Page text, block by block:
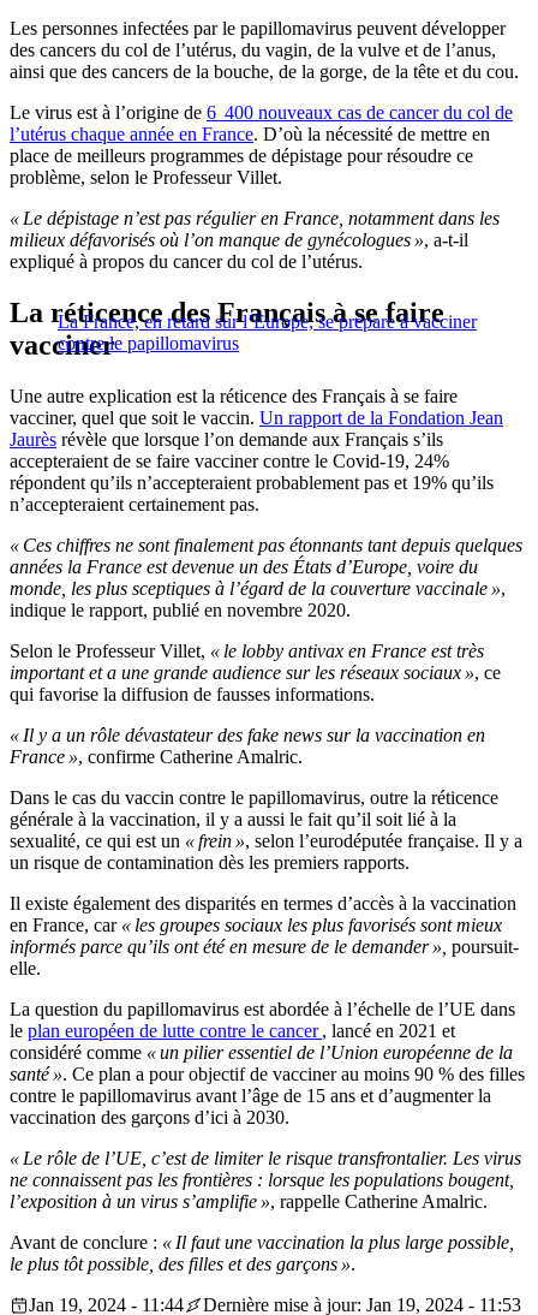
Les personnes infectées par le papillomavirus peuvent développer
des cancers du col de l’utérus, du vagin, de la vulve et de l’anus,
ainsi que des cancers de la bouche, de la gorge, de la tête et du cou.
Le virus est à l’origine de 6 400 nouveaux cas de cancer du col de
l’utérus chaque année en France. D’où la nécessité de mettre en
place de meilleurs programmes de dépistage pour résoudre ce
problème, selon le Professeur Villet.
« Le dépistage n’est pas régulier en France, notamment dans les
milieux défavorisés où l’on manque de gynécologues », a-t-il
expliqué à propos du cancer du col de l’utérus.
La France, en retard sur l’Europe, se prépare à vacciner
contre le papillomavirus
La réticence des Français à se faire
vacciner
Une autre explication est la réticence des Français à se faire
vacciner, quel que soit le vaccin. Un rapport de la Fondation Jean
Jaurès révèle que lorsque l’on demande aux Français s’ils
accepteraient de se faire vacciner contre le Covid-19, 24%
répondent qu’ils n’accepteraient probablement pas et 19% qu’ils
n’accepteraient certainement pas.
« Ces chiffres ne sont finalement pas étonnants tant depuis quelques
années la France est devenue un des États d’Europe, voire du
monde, les plus sceptiques à l’égard de la couverture vaccinale »,
indique le rapport, publié en novembre 2020.
Selon le Professeur Villet, « le lobby antivax en France est très
important et a une grande audience sur les réseaux sociaux », ce
qui favorise la diffusion de fausses informations.
« Il y a un rôle dévastateur des fake news sur la vaccination en
France », confirme Catherine Amalric.
Dans le cas du vaccin contre le papillomavirus, outre la réticence
générale à la vaccination, il y a aussi le fait qu’il soit lié à la
sexualité, ce qui est un « frein », selon l’eurodéputée française. Il y a
un risque de contamination dès les premiers rapports.
Il existe également des disparités en termes d’accès à la vaccination
en France, car « les groupes sociaux les plus favorisés sont mieux
informés parce qu’ils ont été en mesure de le demander », poursuit-
elle.
La question du papillomavirus est abordée à l’échelle de l’UE dans
le plan européen de lutte contre le cancer, lancé en 2021 et
considéré comme « un pilier essentiel de l’Union européenne de la
santé ». Ce plan a pour objectif de vacciner au moins 90 % des filles
contre le papillomavirus avant l’âge de 15 ans et d’augmenter la
vaccination des garçons d’ici à 2030.
« Le rôle de l’UE, c’est de limiter le risque transfrontalier. Les virus
ne connaissent pas les frontières : lorsque les populations bougent,
l’exposition à un virus s’amplifie », rappelle Catherine Amalric.
Avant de conclure : « Il faut une vaccination la plus large possible,
le plus tôt possible, des filles et des garçons ».
Jan 19, 2024 - 11:44 Dernière mise à jour: Jan 19, 2024 - 11:53